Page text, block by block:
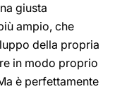
giusta
ampio, che
della propria
in modo proprio
è perfettamente